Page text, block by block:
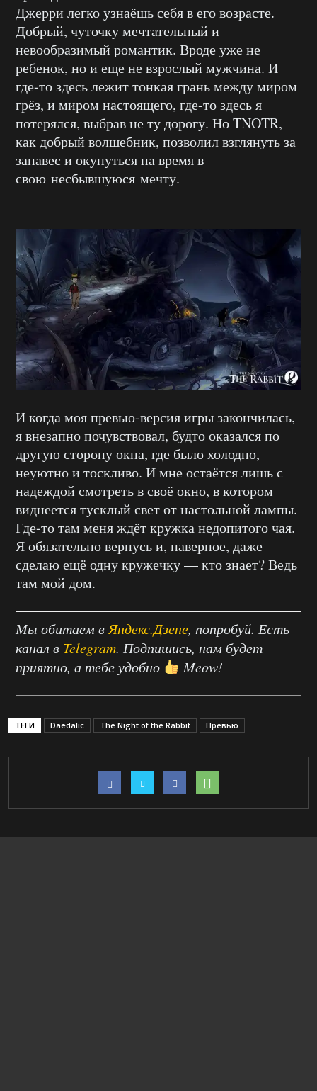
Джерри легко узнаёшь себя в его возрасте.
Добрый, чуточку мечтательный и
невообразимый романтик. Вроде уже не
ребенок, но и еще не взрослый мужчина. И
где-то здесь лежит тонкая грань между миром
грёз, и миром настоящего, где-то здесь я
потерялся, выбрав не ту дорогу. Но TNOTR,
как добрый волшебник, позволил взглянуть за
занавес и окунуться на время в
свою несбывшуюся мечту.
И когда моя превью-версия игры закончилась,
я внезапно почувствовал, будто оказался по
другую сторону окна, где было холодно,
неуютно и тоскливо. И мне остаётся лишь с
надеждой смотреть в своё окно, в котором
виднеется тусклый свет от настольной лампы.
Где-то там меня ждёт кружка недопитого чая.
Я обязательно вернусь и, наверное, даже
сделаю ещё одну кружечку — кто знает? Ведь
там мой дом.
Мы обитаем в Яндекс.Дзене, попробуй. Есть
канал в Telegram. Подпишись, нам будет
приятно, а тебе удобно
Meow!
ТЕГИ Daedalic The Night of the Rabbit Превью